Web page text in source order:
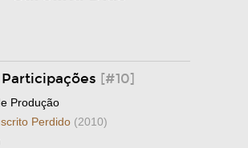
Participações [#10]
Produção
Perdido (2010)